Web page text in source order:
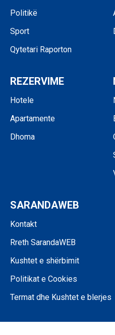
Politikë
Sport
Qytetari Raporton
REZERVIME
Hotele
Apartamente
Dhoma
SARANDAWEB
Kontakt
Rreth SarandaWEB
Kushtet e shërbimit
Politikat e Cookies
Termat dhe Kushtet e blerjes